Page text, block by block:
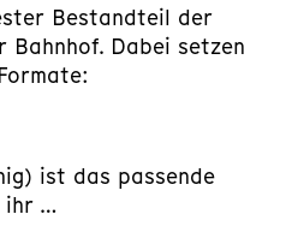
Bestandteil der
Dabei setzen
ist das passende
ihr …